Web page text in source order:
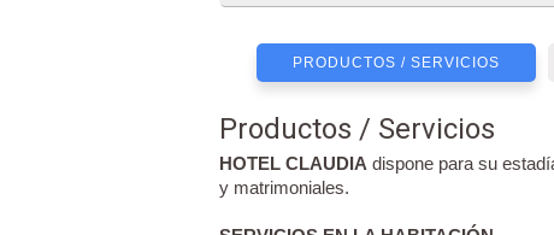
PRODUCTOS / SERVICIOS
Productos / Servicios
HOTEL CLAUDIA dispone para su
y matrimoniales.